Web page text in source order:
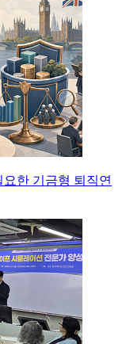
한 기금형 퇴직연